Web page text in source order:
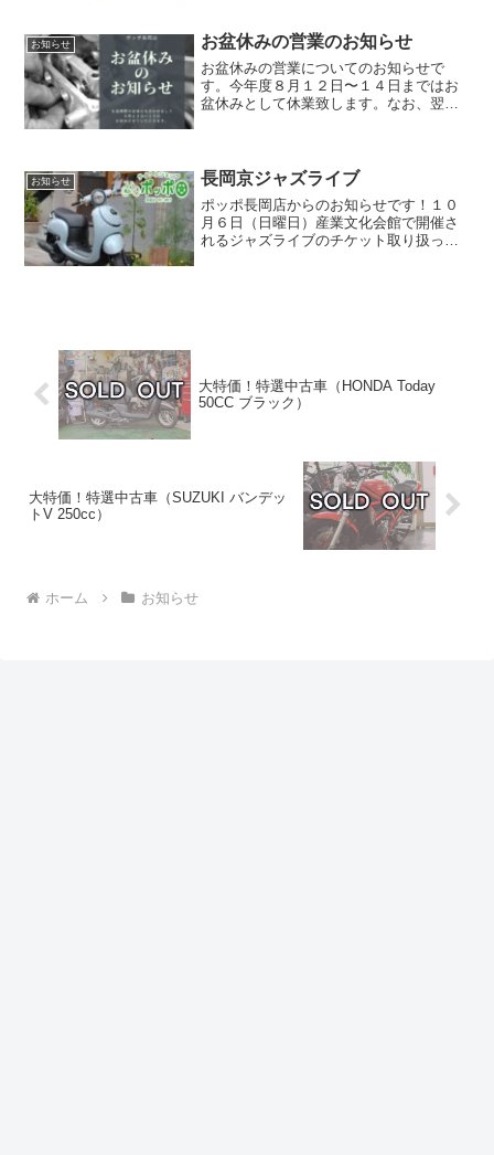
は３日、4日につきま...
お知らせ お盆休みの営業のお知らせ
お盆休みの営業についてのお知らせで
す。今年度８月１２日〜１４日まではお
盆休みとして休業致します。なお、翌日
のその他の店舗につきまして...
お知らせ 長岡京ジャズライブ
ポッポ長岡店からのお知らせです！１０
月６日（日曜日）産業文化会館で開催さ
れるジャズライブのチケット取り扱って
大特価！特選中古車（HONDA Today
50CC ブラック）
大特価！特選中古車（SUZUKI バンデッ
トV 250cc）
ホーム お知らせ